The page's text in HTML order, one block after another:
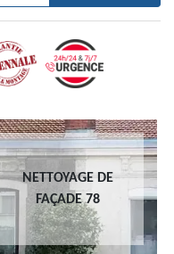
NETTOYAGE DE
FAÇADE 78